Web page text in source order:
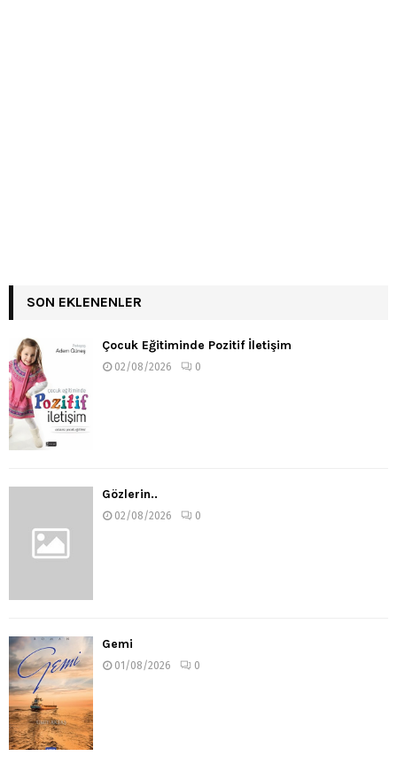
SON EKLENENLER
Çocuk Eğitiminde Pozitif İletişim
02/08/2026 0
Gözlerin..
02/08/2026 0
Gemi
01/08/2026 0